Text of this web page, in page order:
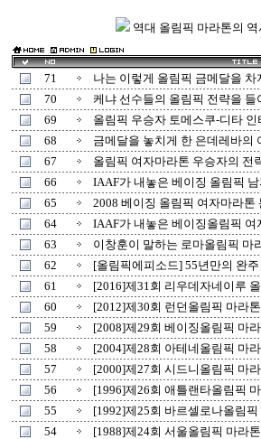
역대 올림픽 마라톤의
71 나는 이렇게 올림픽 금메달을 차
70 케냐 선수들의 올림픽 전략을 들
69 올림픽 우승자 토메스쿠-디타 인
68 금메달을 놓치게 한 은데레바의
67 올림픽 여자마라톤 우승자의 전
66 IAAF가 내놓은 베이징 올림픽
65 2008 베이징 올림픽 여자마라톤
64 IAAF가 내놓은 베이징올림픽 여
63 이창훈이 말하는 로마올림픽 마
62 [올림픽에피소드] 55년만의 완주
61 [2016]제31회 리우데자네이루
60 [2012]제30회 런던올림픽 마라
59 [2008]제29회 베이징올림픽 마
58 [2004]제28회 아테네올림픽 마
57 [2000]제27회 시드니올림픽 마
56 [1996]제26회 애틀랜타올림픽
55 [1992]제25회 바르셀로나올림픽
54 [1988]제24회 서울올림픽 마라